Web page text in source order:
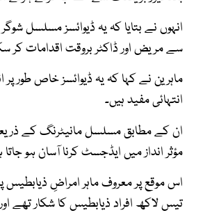
انہوں نے بتایا کہ یہ ڈیوائسز مسلسل
سے مریض اور ڈاکٹر بروقت اقدامات کر
ماہرین نے کہا کہ یہ ڈیوائسز خاص طور
انتہائی مفید ہیں۔
ان کے مطابق مسلسل مانیٹرنگ کے
مؤثر انداز میں ایڈجسٹ کرنا آسان ہو
تیس لاکھ افراد ذیابطیس کا شکار تھے